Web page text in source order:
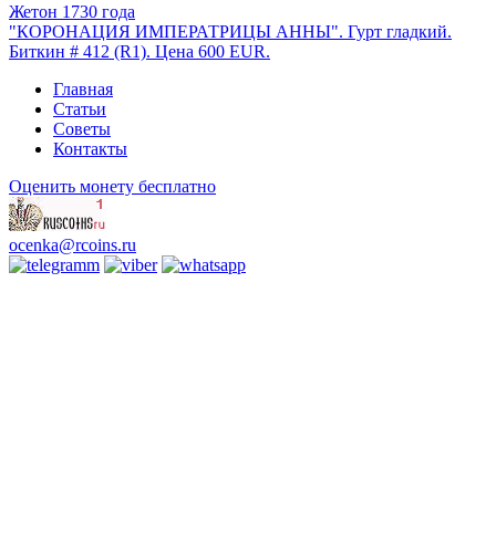
Жетон 1730 года
"КОРОНАЦИЯ ИМПЕРАТРИЦЫ АННЫ". Гурт гладкий.
Биткин # 412 (R1). Цена 600 EUR.
Главная
Статьи
Советы
Контакты
Оценить монету бесплатно
ocenka@rcoins.ru